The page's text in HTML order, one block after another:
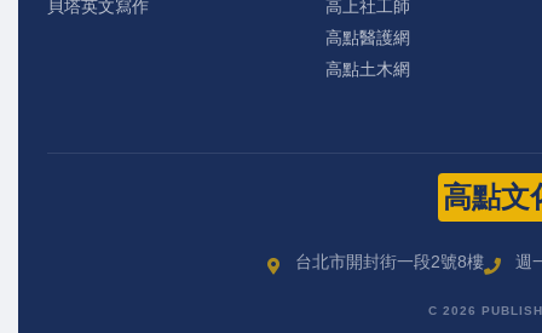
貝塔英文寫作
高上社工師
高點醫護網
高點土木網
高點文
台北市開封街一段2號8樓 週
C 2026